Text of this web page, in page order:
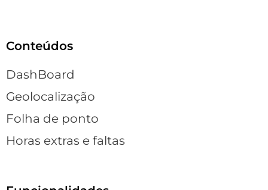
Conteúdos
DashBoard
Geolocalização
Folha de ponto
Horas extras e faltas